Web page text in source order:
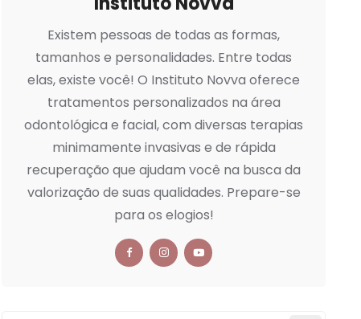
Existem pessoas de todas as formas,
tamanhos e personalidades. Entre todas
elas, existe você! O Instituto Novva oferece
tratamentos personalizados na área
odontológica e facial, com diversas terapias
minimamente invasivas e de rápida
recuperação que ajudam você na busca da
valorização de suas qualidades. Prepare-se
para os elogios!